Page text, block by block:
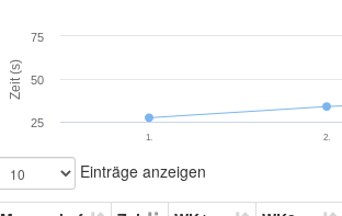
Zeit (s)
1. 2.
25
50
75
Einträge anzeigen